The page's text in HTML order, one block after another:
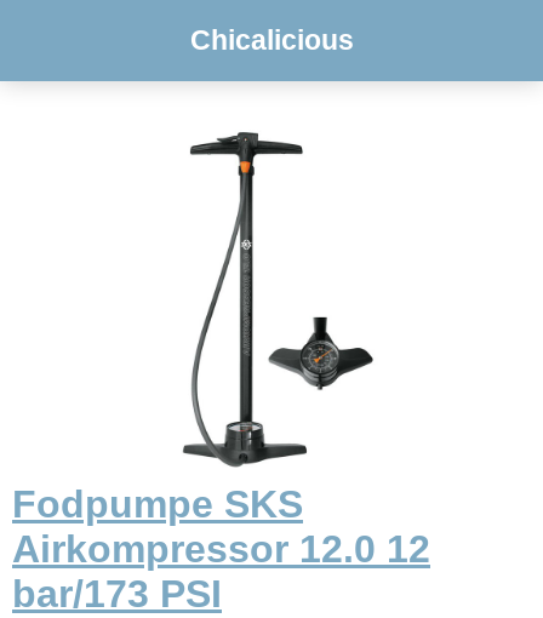
Chicalicious
Fodpumpe SKS
Airkompressor 12.0 12
bar/173 PSI